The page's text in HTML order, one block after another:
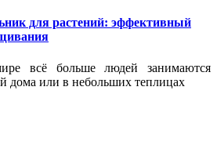
для растений: эффективный
всё больше людей занимаются
дома или в небольших теплицах